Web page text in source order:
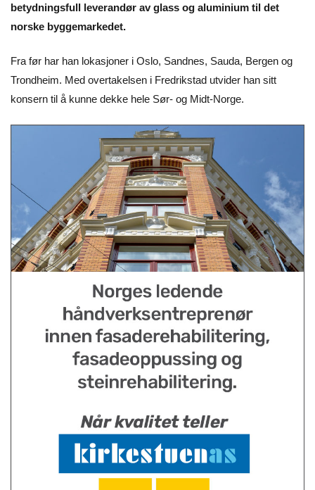
betydningsfull leverandør av glass og aluminium til det
norske byggemarkedet.
Fra før har han lokasjoner i Oslo, Sandnes, Sauda, Bergen og
Trondheim. Med overtakelsen i Fredrikstad utvider han sitt
konsern til å kunne dekke hele Sør- og Midt-Norge.